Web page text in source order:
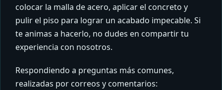
colocar la malla de acero, aplicar el concreto y
pulir el piso para lograr un acabado impecable. Si
te animas a hacerlo, no dudes en compartir tu
experiencia con nosotros.
Respondiendo a preguntas más comunes,
realizadas por correos y comentarios: